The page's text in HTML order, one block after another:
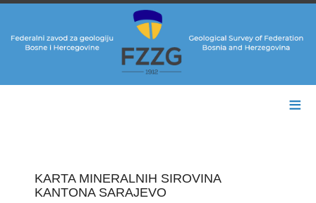
≡
KARTA MINERALNIH SIROVINA
KANTONA SARAJEVO